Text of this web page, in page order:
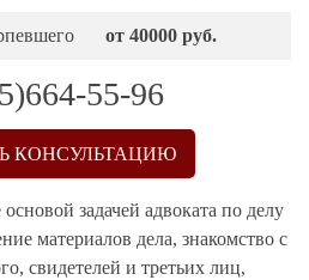
от 40000 руб.
55-96
КОНСУЛЬТАЦИЮ
задачей адвоката по делу
материалов дела, знакомство с
свидетелей и третьих лиц,